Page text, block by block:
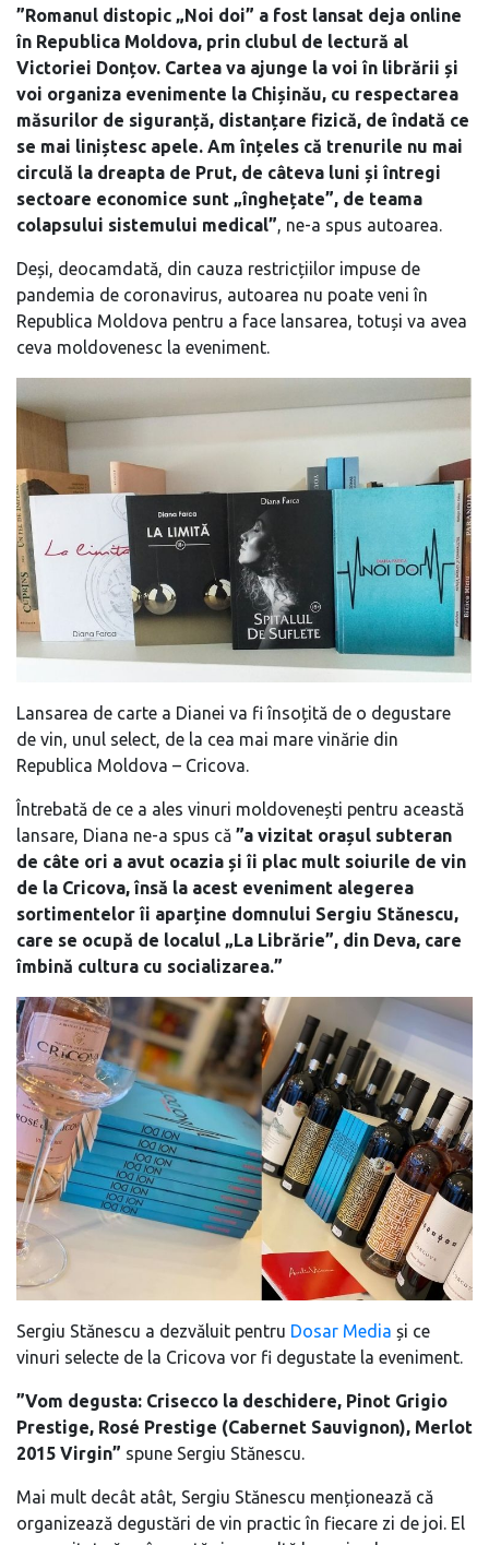
”Romanul distopic „Noi doi” a fost lansat deja online
în Republica Moldova, prin clubul de lectură al
Victoriei Donțov. Cartea va ajunge la voi în librării și
voi organiza evenimente la Chișinău, cu respectarea
măsurilor de siguranță, distanțare fizică, de îndată ce
se mai liniștesc apele. Am înțeles că trenurile nu mai
circulă la dreapta de Prut, de câteva luni și întregi
sectoare economice sunt „înghețate”, de teama
colapsului sistemului medical”, ne-a spus autoarea.
Deși, deocamdată, din cauza restricțiilor impuse de
pandemia de coronavirus, autoarea nu poate veni în
Republica Moldova pentru a face lansarea, totuși va avea
ceva moldovenesc la eveniment.
Lansarea de carte a Dianei va fi însoțită de o degustare
de vin, unul select, de la cea mai mare vinărie din
Republica Moldova – Cricova.
Întrebată de ce a ales vinuri moldovenești pentru această
lansare, Diana ne-a spus că ”a vizitat orașul subteran
de câte ori a avut ocazia și îi plac mult soiurile de vin
de la Cricova, însă la acest eveniment alegerea
sortimentelor îi aparține domnului Sergiu Stănescu,
care se ocupă de localul „La Librărie”, din Deva, care
îmbină cultura cu socializarea.”
Sergiu Stănescu a dezvăluit pentru Dosar Media și ce
vinuri selecte de la Cricova vor fi degustate la eveniment.
”Vom degusta: Crisecco la deschidere, Pinot Grigio
Prestige, Rosé Prestige (Cabernet Sauvignon), Merlot
2015 Virgin” spune Sergiu Stănescu.
Mai mult decât atât, Sergiu Stănescu menționează că
organizează degustări de vin practic în fiecare zi de joi. El